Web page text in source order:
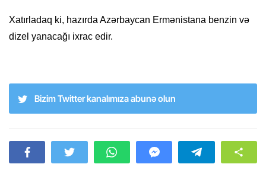
Xatırladaq ki, hazırda Azərbaycan Ermənistana benzin və
dizel yanacağı ixrac edir.
Bizim Twitter kanalımıza abunə olun